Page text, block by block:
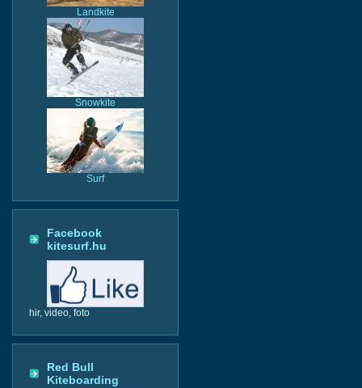
Landkite
Snowkite
Surf
Facebook
kitesurf.hu
hir, video, foto
Red Bull
Kiteboarding